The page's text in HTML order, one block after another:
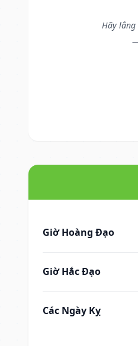
Hãy
—
Giờ Hoàng Đạo
Giờ Hắc Đạo
Các Ngày Kỵ